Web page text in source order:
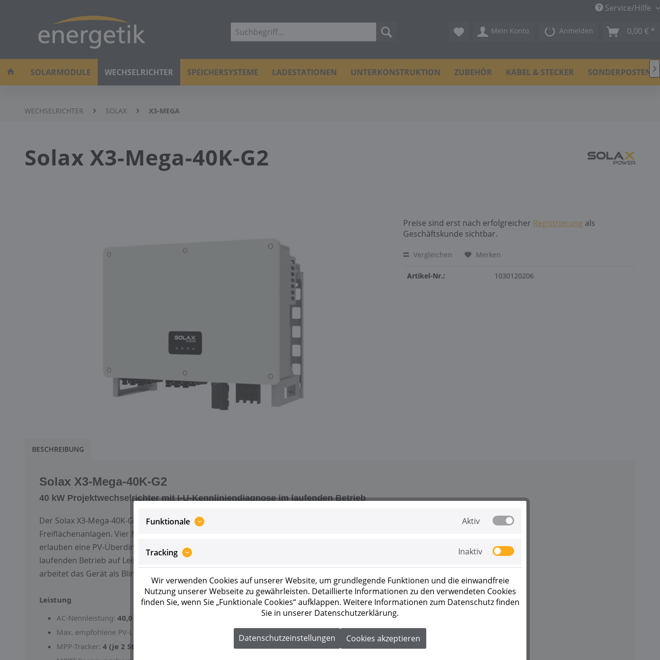
Service/Hilfe
Mein Konto Anmelden 0,00 € *
SOLARMODULE WECHSELRICHTER SPEICHERSYSTEME LADESTATIONEN UNTERKONSTRUKTION ZUBEHÖR KABEL & STECKER SONDERPOSTEN 
WECHSELRICHTER SOLAX X3-MEGA
Solax X3-Mega-40K-G2
Preise sind erst nach erfolgreicher Registrierung als
Geschäftskunde sichtbar.
Vergleichen Merken
Artikel-Nr.: 1030120206
BESCHREIBUNG
Solax X3-Mega-40K-G2
40 kW Projektwechselrichter mit I-U-Kennliniendiagnose im laufenden Betrieb
Der Solax X3-Mega-40K-G2 ist ein dreiphasiger Wechselrichter für gewerbliche Aufdach- und
Freiflächenanlagen. Vier MPP-Tracker mit je zwei Strings nehmen bis zu 32 A pro Tracker auf und
erlauben eine PV-Überdimensionierung von 150 %. Eine I-U-Kennliniendiagnose prüft die Stränge im
laufenden Betrieb auf Leistungsabfall, ohne dass die Anlage abgeschaltet werden muss. Nachts
arbeitet das Gerät als Blindleistungskompensator und stützt die Netzspannung.
Leistung
AC-Nennleistung: 40,0 kW
Max. empfohlene PV-Leistung:
MPP-Tracker: 4 (je 2 Strings)
Funktionale Aktiv
Tracking Inaktiv
Wir verwenden Cookies auf unserer Website, um grundlegende Funktionen und die einwandfreie
Nutzung unserer Webseite zu gewährleisten. Detaillierte Informationen zu den verwendeten Cookies
finden Sie, wenn Sie „Funktionale Cookies“ aufklappen. Weitere Informationen zum Datenschutz finden
Sie in unserer Datenschutzerklärung.
Datenschutzeinstellungen Cookies akzeptieren